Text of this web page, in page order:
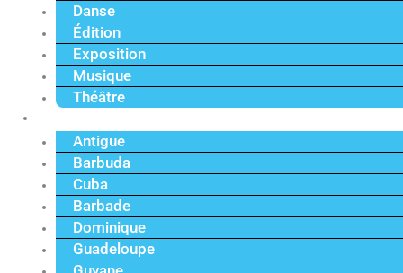
Danse
Édition
Exposition
Musique
Théâtre
Antigue
Barbuda
Cuba
Barbade
Dominique
Guadeloupe